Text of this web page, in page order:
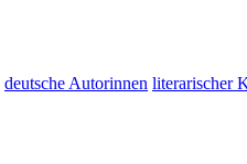
deutsche Autorinnen literarischer